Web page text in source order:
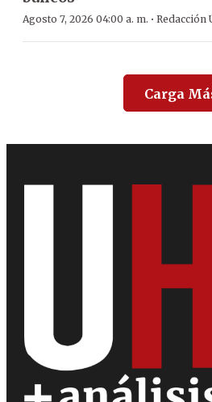
Agosto 7, 2026 04:00 a. m. · Redacción
Carga